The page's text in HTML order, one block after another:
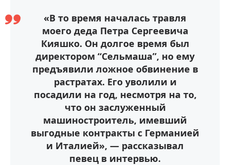
«В то время началась травля
моего деда Петра Сергеевича
Кияшко. Он долгое время был
директором “Сельмаша”, но ему
предъявили ложное обвинение в
растратах. Его уволили и
посадили на год, несмотря на то,
что он заслуженный
машиностроитель, имевший
выгодные контракты с Германией
и Италией», — рассказывал
певец в интервью.